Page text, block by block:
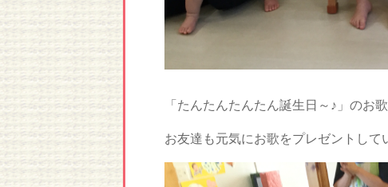
「たんたんたんたん誕生日～♪」のお
お友達も元気にお歌をプレゼントして